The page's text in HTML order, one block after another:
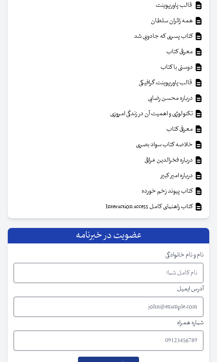
قالب پاورپوینت
همه زائران سلطان
کتاب پسری که جادویی شد
معرفی کتاب
دوستی با کتاب
قالب پاورپوینت گرافیکی
درباره محسن رضایی
تکنولوژی و اهمیت آن در زندگی امروزی
معرفی کتاب
خلاصه کتاب سواد بصری
درباره فخرالدین عراقی
درباره امیر کبیر
کتاب پیوند زخم خورده
کتاب راهنمای کامل Interaction access
عضویت در خبرنامه
نام و نام خانوادگی
آدرس ایمیل
شماره همراه